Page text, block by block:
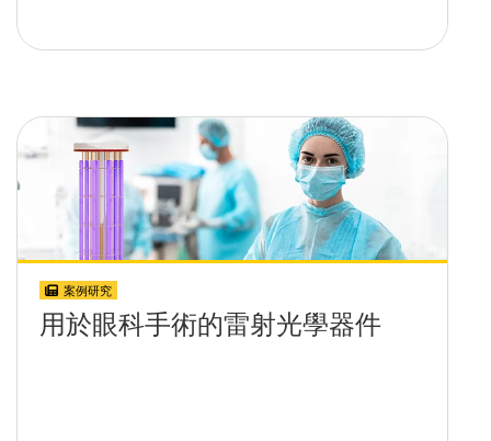
案例研究
用於眼科手術的雷射光學器件